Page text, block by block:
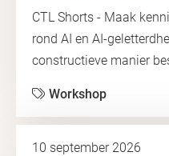
CTL Shorts - Maak
rond AI en AI-
constructieve manier
Workshop
10 september 2026